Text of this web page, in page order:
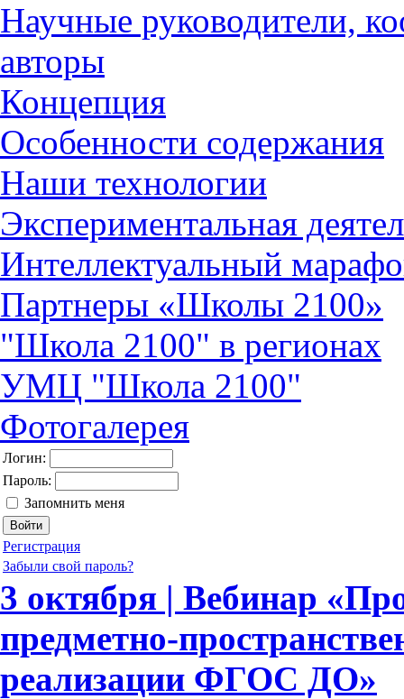
Научные руководители,
авторы
Концепция
Особенности содержания
Наши технологии
Экспериментальная
Интеллектуальный
Партнеры «Школы 2100»
"Школа 2100" в регионах
УМЦ "Школа 2100"
Фотогалерея
Логин:
Пароль:
Запомнить меня
Регистрация
Забыли свой пароль?
3 октября | Вебинар
предметно-
реализации ФГОС ДО»